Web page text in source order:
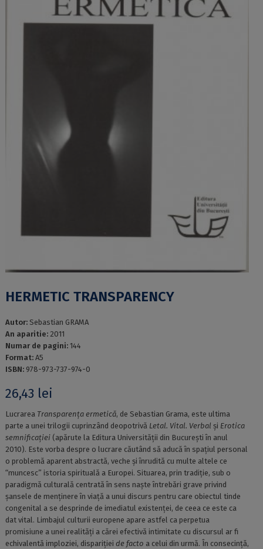
HERMETIC TRANSPARENCY
Autor: Sebastian GRAMA
An aparitie: 2011
Numar de pagini: 144
Format: A5
ISBN: 978-973-737-974-0
26,43 lei
Lucrarea Transparența ermetică, de Sebastian Grama, este ultima
parte a unei trilogii cuprinzând deopotrivă Letal. Vital. Verbal și Erotica
semnificației(apărute la Editura Universității din București în anul
2010). Este vorba despre o lucrare căutând să aducă în spațiul personal
o problemă aparent abstractă, veche și înrudită cu multe altele ce
“muncesc” istoria spirituală a Europei. Situarea, prin tradiție, sub o
paradigmă culturală centrată în sens naște întrebări grave privind
șansele de menținere în viață a unui discurs pentru care obiectul tinde
congenital a se desprinde de imediatul existenței, de ceea ce este ca
dat vital. Limbajul culturii europene apare astfel ca perpetua
promisiune a unei realități a cărei efectivă intimitate cu discursul ar fi
echivalentă imploziei, dispariției de facto a celui din urmă. În consecință,